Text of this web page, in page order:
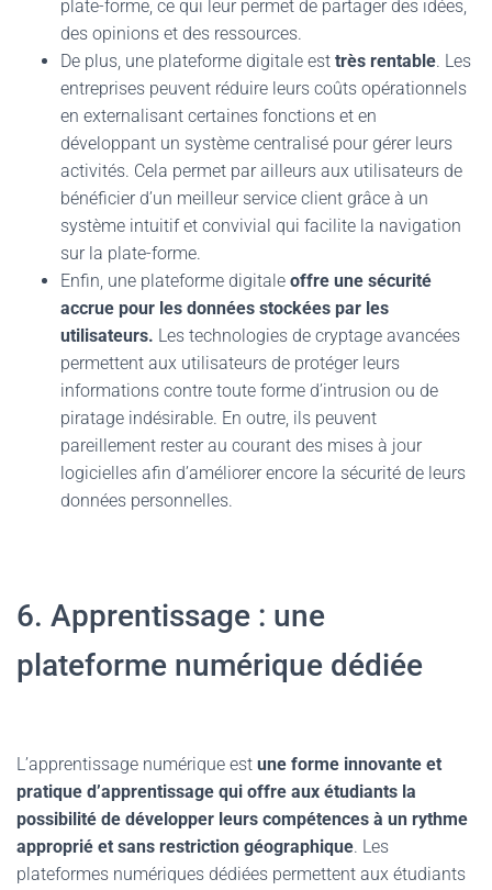
plate-forme, ce qui leur permet de partager des idées,
des opinions et des ressources.
De plus, une plateforme digitale est très rentable. Les
entreprises peuvent réduire leurs coûts opérationnels
en externalisant certaines fonctions et en
développant un système centralisé pour gérer leurs
activités. Cela permet par ailleurs aux utilisateurs de
bénéficier d’un meilleur service client grâce à un
système intuitif et convivial qui facilite la navigation
sur la plate-forme.
Enfin, une plateforme digitale offre une sécurité
accrue pour les données stockées par les
utilisateurs. Les technologies de cryptage avancées
permettent aux utilisateurs de protéger leurs
informations contre toute forme d’intrusion ou de
piratage indésirable. En outre, ils peuvent
pareillement rester au courant des mises à jour
logicielles afin d’améliorer encore la sécurité de leurs
données personnelles.
6. Apprentissage : une
plateforme numérique dédiée
L’apprentissage numérique est une forme innovante et
pratique d’apprentissage qui offre aux étudiants la
possibilité de développer leurs compétences à un rythme
approprié et sans restriction géographique. Les
plateformes numériques dédiées permettent aux étudiants